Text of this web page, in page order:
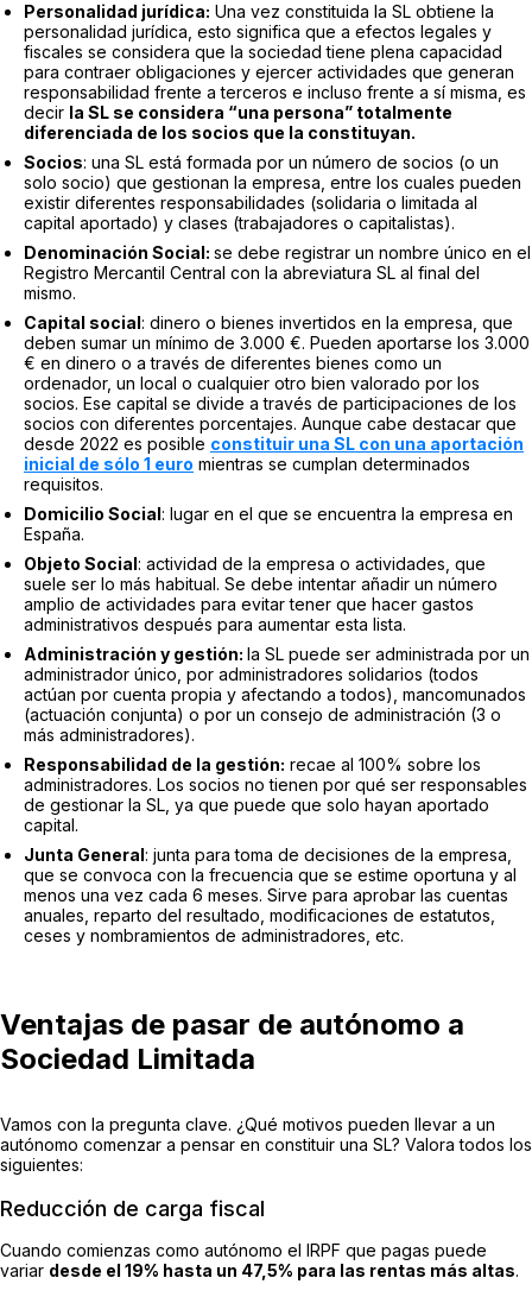
Personalidad jurídica: Una vez constituida la SL obtiene la
personalidad jurídica, esto significa que a efectos legales y
fiscales se considera que la sociedad tiene plena capacidad
para contraer obligaciones y ejercer actividades que generan
responsabilidad frente a terceros e incluso frente a sí misma, es
decir la SL se considera “una persona” totalmente
diferenciada de los socios que la constituyan.
Socios: una SL está formada por un número de socios (o un
solo socio) que gestionan la empresa, entre los cuales pueden
existir diferentes responsabilidades (solidaria o limitada al
capital aportado) y clases (trabajadores o capitalistas).
Denominación Social: se debe registrar un nombre único en el
Registro Mercantil Central con la abreviatura SL al final del
mismo.
Capital social: dinero o bienes invertidos en la empresa, que
deben sumar un mínimo de 3.000 €. Pueden aportarse los 3.000
€ en dinero o a través de diferentes bienes como un
ordenador, un local o cualquier otro bien valorado por los
socios. Ese capital se divide a través de participaciones de los
socios con diferentes porcentajes. Aunque cabe destacar que
desde 2022 es posible constituir una SL con una aportación
inicial de sólo 1 euro mientras se cumplan determinados
requisitos.
Domicilio Social: lugar en el que se encuentra la empresa en
España.
Objeto Social: actividad de la empresa o actividades, que
suele ser lo más habitual. Se debe intentar añadir un número
amplio de actividades para evitar tener que hacer gastos
administrativos después para aumentar esta lista.
Administración y gestión: la SL puede ser administrada por un
administrador único, por administradores solidarios (todos
actúan por cuenta propia y afectando a todos), mancomunados
(actuación conjunta) o por un consejo de administración (3 o
más administradores).
Responsabilidad de la gestión: recae al 100% sobre los
administradores. Los socios no tienen por qué ser responsables
de gestionar la SL, ya que puede que solo hayan aportado
capital.
Junta General: junta para toma de decisiones de la empresa,
que se convoca con la frecuencia que se estime oportuna y al
menos una vez cada 6 meses. Sirve para aprobar las cuentas
anuales, reparto del resultado, modificaciones de estatutos,
ceses y nombramientos de administradores, etc.
Ventajas de pasar de autónomo a
Sociedad Limitada
Vamos con la pregunta clave. ¿Qué motivos pueden llevar a un
autónomo comenzar a pensar en constituir una SL? Valora todos los
siguientes:
Reducción de carga fiscal
Cuando comienzas como autónomo el IRPF que pagas puede
variar desde el 19% hasta un 47,5% para las rentas más altas.